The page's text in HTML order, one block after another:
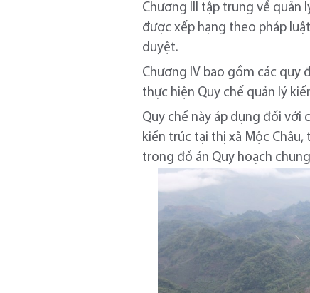
Chương III tập trung về quản
được xếp hạng theo pháp
duyệt.
Chương IV bao gồm các quy
thực hiện Quy chế quản lý
Quy chế này áp dụng đối với
kiến trúc tại thị xã Mộc Châu,
trong đồ án Quy hoạch